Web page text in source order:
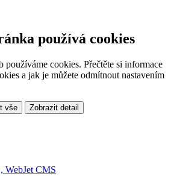
používá cookies
používáme cookies. Přečtěte si informace
a jak je můžete odmítnout nastavením
vše Zobrazit detail
WebJet CMS